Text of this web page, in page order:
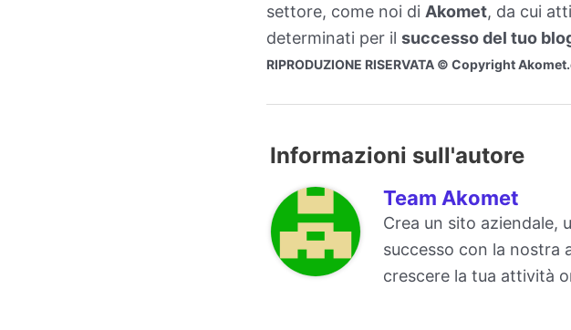
settore, come noi di Akomet, da cui
determinati per il successo del tuo
RIPRODUZIONE RISERVATA © Copyright
Informazioni sull'autore
Team Akomet
Crea un sito aziendale,
successo con la nostra
crescere la tua attività